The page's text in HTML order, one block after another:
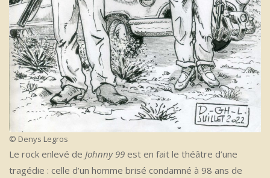
© Denys Legros
Le rock enlevé de Johnny 99 est en fait le théâtre d’une
tragédie : celle d’un homme brisé condamné à 98 ans de